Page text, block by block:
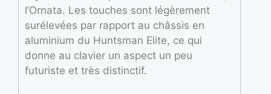
l’Ornata. Les touches sont légèrement
surélevées par rapport au châssis en
aluminium du Huntsman Elite, ce qui
donne au clavier un aspect un peu
futuriste et très distinctif.